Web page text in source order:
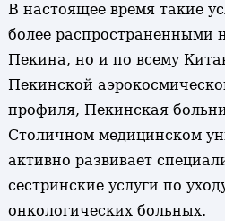
В настоящее время такие
более распространенными
Пекина, но и по всему
Пекинской
профиля, Пекинская
Столичном медицинском
активно развивает
сестринские услуги по
онкологических больных.